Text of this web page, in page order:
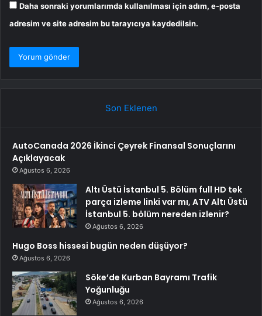
Daha sonraki yorumlarımda kullanılması için adım, e-posta
adresim ve site adresim bu tarayıcıya kaydedilsin.
Son Eklenen
AutoCanada 2026 İkinci Çeyrek Finansal Sonuçlarını
Açıklayacak
Ağustos 6, 2026
Altı Üstü İstanbul 5. Bölüm full HD tek
parça izleme linki var mı, ATV Altı Üstü
İstanbul 5. bölüm nereden izlenir?
Ağustos 6, 2026
Hugo Boss hissesi bugün neden düşüyor?
Ağustos 6, 2026
Söke’de Kurban Bayramı Trafik
Yoğunluğu
Ağustos 6, 2026